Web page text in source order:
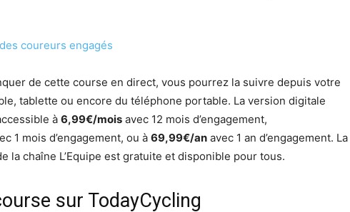
coureurs engagés
de cette course en direct, vous pourrez la suivre depuis votre
tablette ou encore du téléphone portable. La version digitale
à 6,99€/mois avec 12 mois d’engagement,
1 mois d’engagement, ou à 69,99€/an avec 1 an d’engagement. La
la chaîne L’Equipe est gratuite et disponible pour tous.
sur TodayCycling